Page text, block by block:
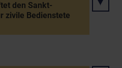
den Sankt-
zivile Bedienstete